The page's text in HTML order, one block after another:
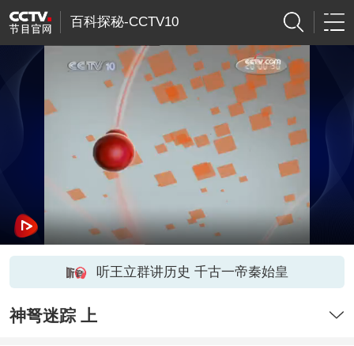
百科探秘-CCTV10
听王立群讲历史 千古一帝秦始皇
神弩迷踪 上